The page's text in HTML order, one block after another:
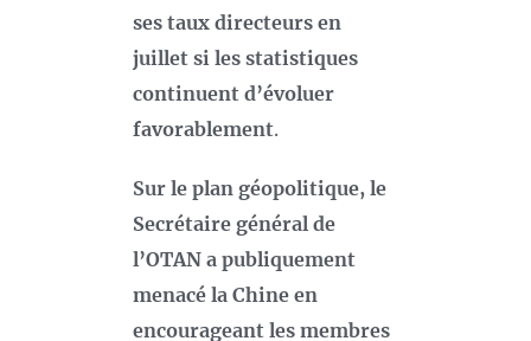
ses taux directeurs en
juillet si les statistiques
continuent d’évoluer
favorablement.
Sur le plan géopolitique, le
Secrétaire général de
l’OTAN a publiquement
menacé la Chine en
encourageant les membres